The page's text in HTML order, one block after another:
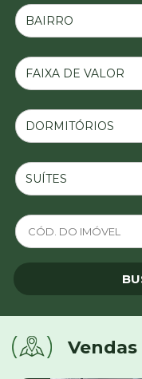
BAIRRO
FAIXA DE VALOR
DORMITÓRIOS
SUÍTES
Vendas